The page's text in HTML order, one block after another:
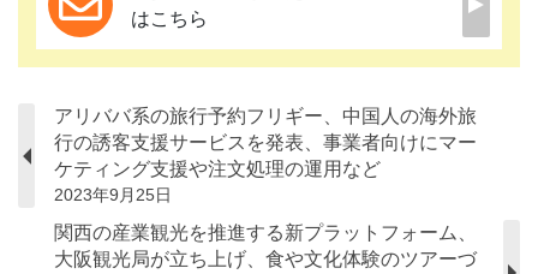
はこちら
アリババ系の旅行予約フリギー、中国人の海外旅
行の誘客支援サービスを発表、事業者向けにマー
ケティング支援や注文処理の運用など
2023年9月25日
関西の産業観光を推進する新プラットフォーム、
大阪観光局が立ち上げ、食や文化体験のツアーづ